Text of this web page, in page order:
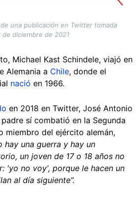
una publicación en Twitter tomada
de diciembre de 2021
Michael Kast Schindele, viajó en
Alemania a Chile, donde el
nació en 1966.
en 2018 en Twitter, José Antonio
sí combatió en la Segunda
miembro del ejército alemán,
hay una guerra y hay un
un joven de 17 o 18 años no
'yo no voy', porque le hacen un
al día siguiente”.